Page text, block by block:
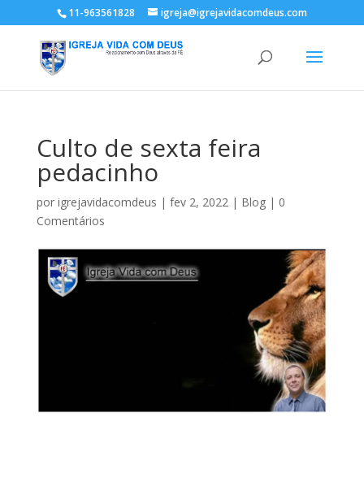
11-963561828 igreja@igrejavidacomdeus.com
Culto de sexta feira
pedacinho
por igrejavidacomdeus | fev 2, 2022| Blog| 0
Comentários